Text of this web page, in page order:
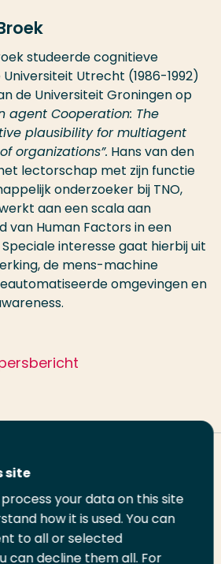
studeerde cognitieve
Utrecht (1986-1992)
de Universiteit Groningen op
agent Cooperation: The
plausibility for multiagent
organizations”. Hans van den
lectorschap met zijn functie
onderzoeker bij TNO,
aan een scala aan
van Human Factors in een
interesse gaat hierbij uit
de mens-machine
omgevingen en
Print
deze
site
your data on this site
how it is used. You can
to all or selected
can decline them all. For